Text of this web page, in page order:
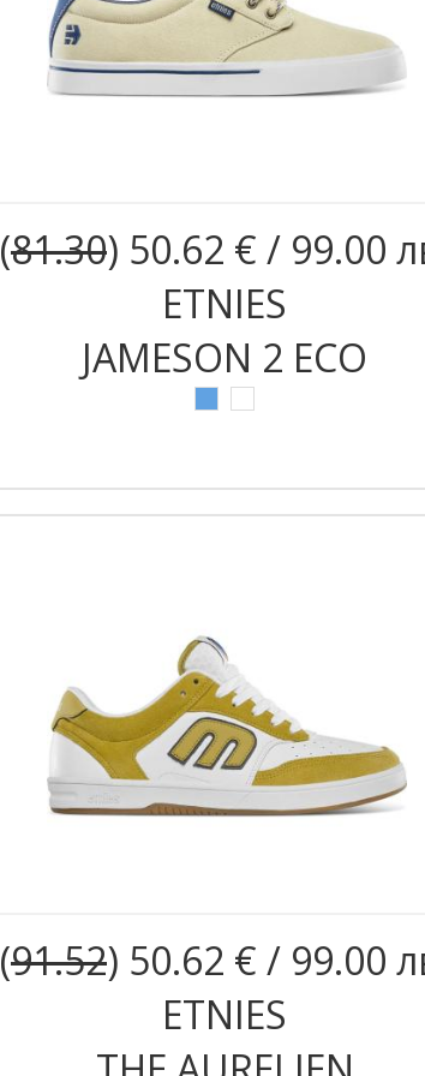
(81.30) 50.62 € / 99.00
ETNIES
JAMESON 2 ECO
(91.52) 50.62 € / 99.00
ETNIES